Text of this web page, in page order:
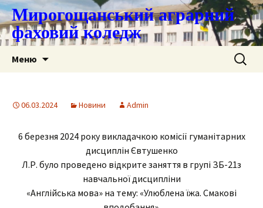
Мирогощанський аграрний
фаховий коледж
Меню Пошук:
06.03.2024 Новини Admin
6 березня 2024 року викладачкою комісії гуманітарних
дисциплін Євтушенко
Л.Р. було проведено відкрите заняття в групі ЗБ-21з
навчальної дисципліни
«Англійська мова» на тему: «Улюблена їжа. Смакові